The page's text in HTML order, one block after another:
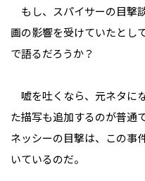
もし、スパイサーの目撃
画の影響を受けていたとし
で語るだろうか？
嘘を吐くなら、元ネタに
た描写も追加するのが普
ネッシーの目撃は、この事
いているのだ。